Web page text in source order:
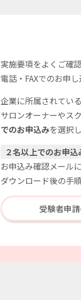
実施要項をよくご確
電話・FAXでのお申
企業に所属されている
サロンオーナーやス
でのお申込みを選択
２名以上でのお申
お申込み確認メール
ダウンロード後の手
受験者申